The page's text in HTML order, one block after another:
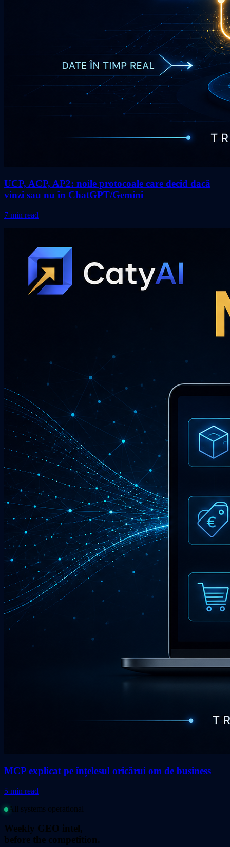
UCP, ACP, AP2: noile protocoale care decid dacă
vinzi sau nu în ChatGPT/Gemini
7 min read
MCP explicat pe înțelesul oricărui om de business
5 min read
All systems operational
Weekly GEO intel,
before the competition.